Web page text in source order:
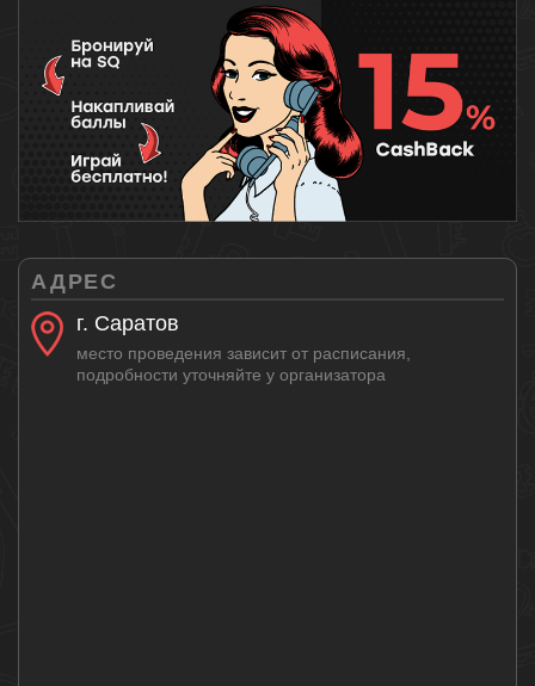
АДРЕС
г. Саратов
место проведения зависит от расписания,
подробности уточняйте у организатора